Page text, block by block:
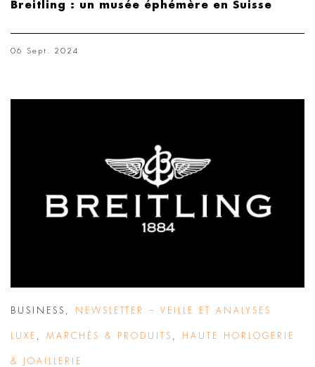
Breitling : un musée éphémère en Suisse
06 Sept. 2024
BUSINESS NEWSLETTER – VEILLE ET ANALYSES
LUXE MARCHÉS & PRODUITS HAUTE HORLOGERIE
& JOAILLERIE